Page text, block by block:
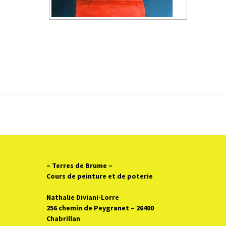
– Terres de Brume –
Cours de peinture et de poterie
Nathalie Diviani-Lorre
256 chemin de Peygranet – 26400
Chabrillan